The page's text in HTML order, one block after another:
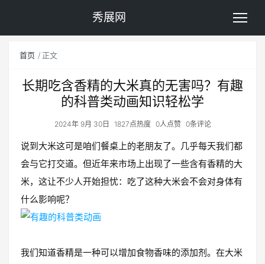
秀展网
首页 正文
长期吃含香精的大米真的无害吗？有趣
的科普类动画知识轻松学
2024年 9月 30日 1827点热度 0人点赞 0条评论
说到大米这可是咱们餐桌上的老朋友了。几乎每天我们都
会与它打交道。但近年来市场上出现了一些含有香精的大
米，这让不少人开始担忧：吃了这种大米会不会对身体有
什么影响呢？
我们知道香精是一种可以增加食物香味的添加剂。在大米